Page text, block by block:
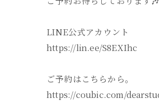
LINE公式アカウント
https://lin.ee/S8EXIhc
ご予約はこちらから。
https://coubic.com/